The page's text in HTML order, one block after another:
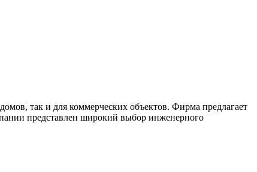
так и для коммерческих объектов. Фирма предлагает
представлен широкий выбор инженерного